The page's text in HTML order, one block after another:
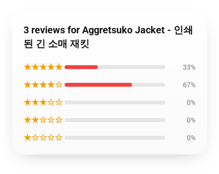
3 reviews for Aggretsuko Jacket - 인쇄
된 긴 소매 재킷
★★★★★ 33%
★★★★☆ 67%
★★★☆☆ 0%
★★☆☆☆ 0%
★☆☆☆☆ 0%